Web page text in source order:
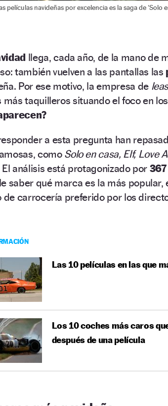
películas navideñas por excelencia es la saga de ‘Solo
llega, cada año, de la mano de
también vuelven a las pantallas las
Por ese motivo, la empresa de
más taquilleros situando el foco en los
a esta pregunta han
como Solo en casa, Elf, Love
análisis está protagonizado por
saber qué marca es la más
de carrocería preferido por los
Las 10 películas en las que
Los 10 coches más caros
después de una película